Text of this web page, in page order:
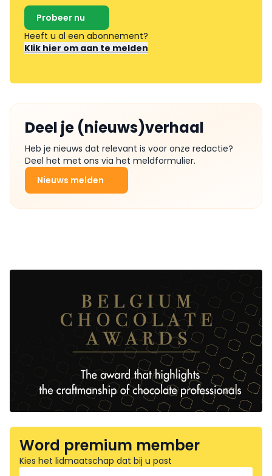
Probeer nu
Heeft u al een abonnement?
Klik hier om aan te melden
Deel je (nieuws)verhaal
Heb je nieuws dat relevant is voor onze redactie?
Deel het met ons via het meldformulier.
Nieuws melden
Word premium member
Kies het lidmaatschap dat bij u past